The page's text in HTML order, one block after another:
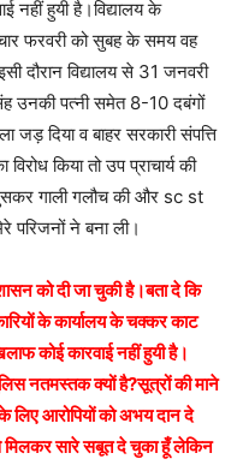
नहीं हुयी है।विद्यालय के
चार फरवरी को सुबह के समय वह
दौरान विद्यालय से 31 जनवरी
उनकी पत्नी समेत 8-10 दबंगों
दिया व बाहर सरकारी संपत्ति
किया तो उप प्राचार्य की
गाली गलौच की और sc st
परिजनों ने बना ली।
को दी जा चुकी है।बता दे कि
के कार्यालय के चक्कर काट
कोई कारवाई नहीं हुयी है।
नतमस्तक क्यों है?सूत्रों की माने
लिए आरोपियों को अभय दान दे
मिलकर सारे सबूत दे चुका हूँ लेकिन